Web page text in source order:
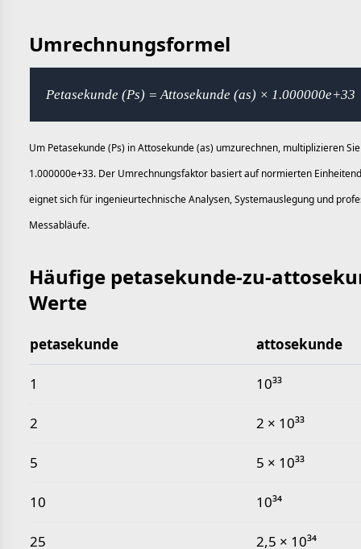
Umrechnungsformel
Petasekunde (Ps) = Attosekunde (as) × 1.000000e+33
Um Petasekunde (Ps) in Attosekunde (as) umzurechnen, multiplizieren
1.000000e+33. Der Umrechnungsfaktor basiert auf normierten
eignet sich für ingenieurtechnische Analysen, Systemauslegung und
Messabläufe.
Häufige petasekunde-zu-
Werte
Häufige petasekunde-zu-attosekunde-Werte
petasekunde attosekunde
1 10³³
2 2 × 10³³
5 5 × 10³³
10 10³⁴
25 2,5 × 10³⁴